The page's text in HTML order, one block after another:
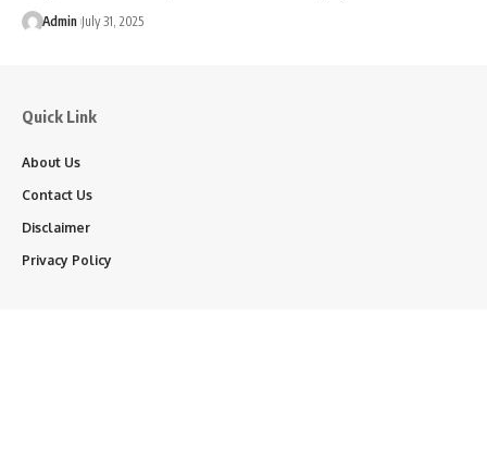
Admin July 31, 2025
Quick Link
About Us
Contact Us
Disclaimer
Privacy Policy